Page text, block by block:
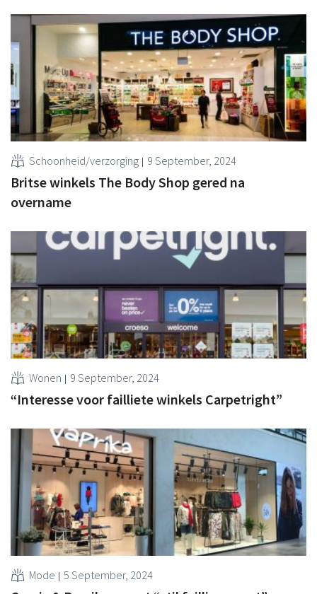
Schoonheid/verzorging 9 September, 2024
Britse winkels The Body Shop gered na
overname
Wonen 9 September, 2024
“Interesse voor failliete winkels Carpetright”
Mode 5 September, 2024